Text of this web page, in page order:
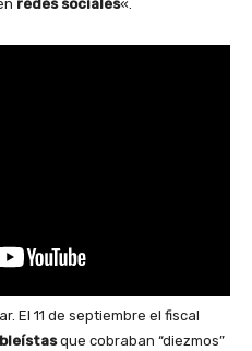
redes sociales«.
El 11 de septiembre el fiscal
que cobraban “diezmos”